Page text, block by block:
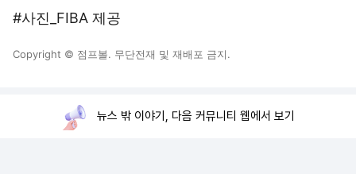
#사진_FIBA 제공
Copyright © 점프볼. 무단전재 및 재배포 금지.
뉴스 밖 이야기, 다음 커뮤니티 웹에서 보기